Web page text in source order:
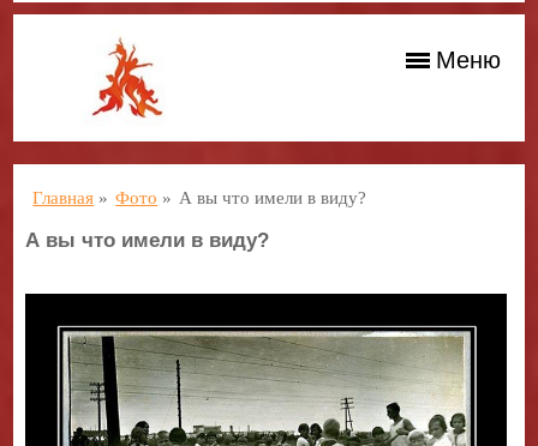
Меню
Главная » Фото » А вы что имели в виду?
А вы что имели в виду?